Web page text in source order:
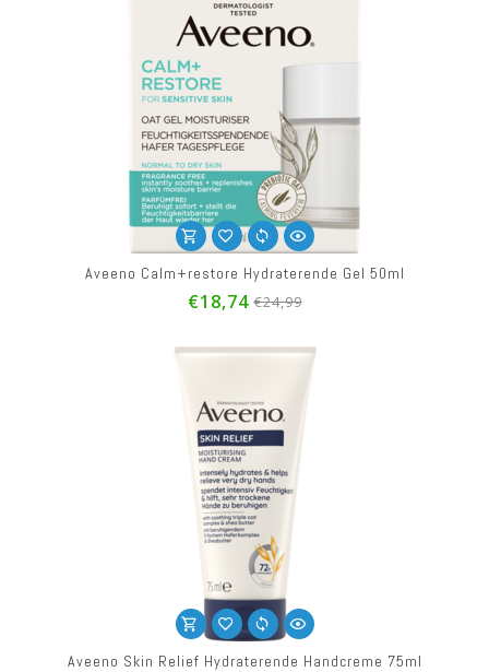
Aveeno Calm+restore Hydraterende Gel 50ml
€18,74 €24,99
Aveeno Skin Relief Hydraterende Handcreme 75ml